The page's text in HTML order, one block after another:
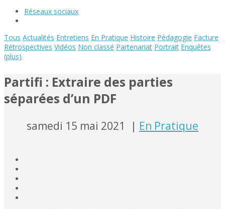
Réseaux sociaux
Tous Actualités Entretiens En Pratique Histoire Pédagogie Facture
Rétrospectives Vidéos Non classé Partenariat Portrait Enquêtes
(plus)
Partifi : Extraire des parties
séparées d’un PDF
samedi 15 mai 2021 | En Pratique